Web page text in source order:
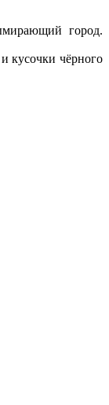
город.
кусочки чёрного